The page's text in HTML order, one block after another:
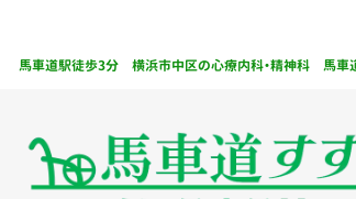
馬車道駅徒歩3分 横浜市中区の心療内科・精神科 馬車道